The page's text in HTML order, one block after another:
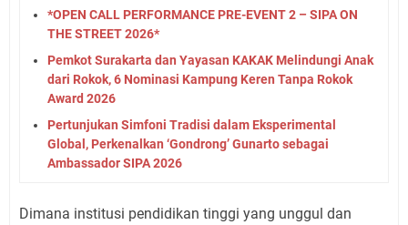
*OPEN CALL PERFORMANCE PRE-EVENT 2 – SIPA ON
THE STREET 2026*
Pemkot Surakarta dan Yayasan KAKAK Melindungi Anak
dari Rokok, 6 Nominasi Kampung Keren Tanpa Rokok
Award 2026
Pertunjukan Simfoni Tradisi dalam Eksperimental
Global, Perkenalkan ‘Gondrong’ Gunarto sebagai
Ambassador SIPA 2026
Dimana institusi pendidikan tinggi yang unggul dan